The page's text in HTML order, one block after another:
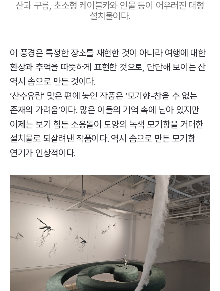
산과 구름, 초소형 케이블카와 인물 등이 어우러진 대형
설치물이다.
이 풍경은 특정한 장소를 재현한 것이 아니라 여행에 대한
환상과 추억을 따뜻하게 표현한 것으로, 단단해 보이는 산
역시 솜으로 만든 것이다.
‘산수유람’ 맞은 편에 놓인 작품은 ‘모기향-참을 수 없는
존재의 가려움’이다. 많은 이들의 기억 속에 남아 있지만
이제는 보기 힘든 소용돌이 모양의 녹색 모기향을 거대한
설치물로 되살려낸 작품이다. 역시 솜으로 만든 모기향
연기가 인상적이다.